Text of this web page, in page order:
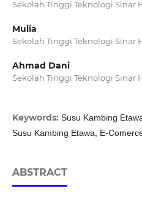
Sekolah Tinggi Teknologi Sinar
Mulia
Sekolah Tinggi Teknologi Sinar
Ahmad Dani
Sekolah Tinggi Teknologi Sinar
Keywords: Susu Kambing
Susu Kambing Etawa, E-
ABSTRACT